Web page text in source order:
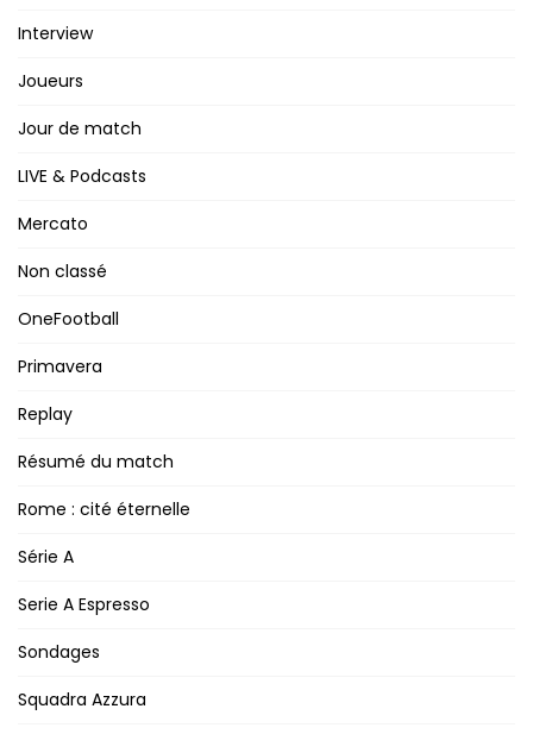
Interview
Joueurs
Jour de match
LIVE & Podcasts
Mercato
Non classé
OneFootball
Primavera
Replay
Résumé du match
Rome : cité éternelle
Série A
Serie A Espresso
Sondages
Squadra Azzura